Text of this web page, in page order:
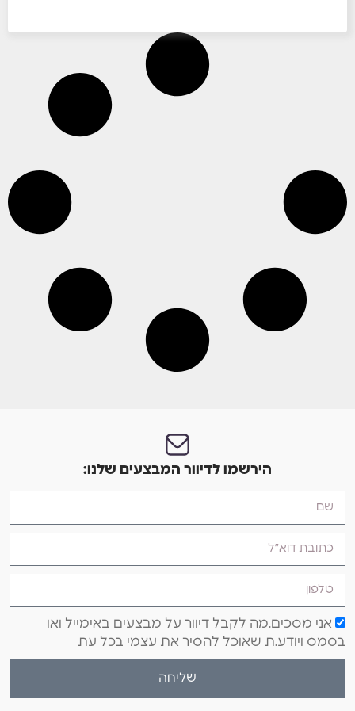
הירשמו לדיוור המבצעים שלנו:
אני מסכים.מה לקבל דיוור על מבצעים באימייל ואו
בסמס ויודע.ת שאוכל להסיר את עצמי בכל עת
שליחה